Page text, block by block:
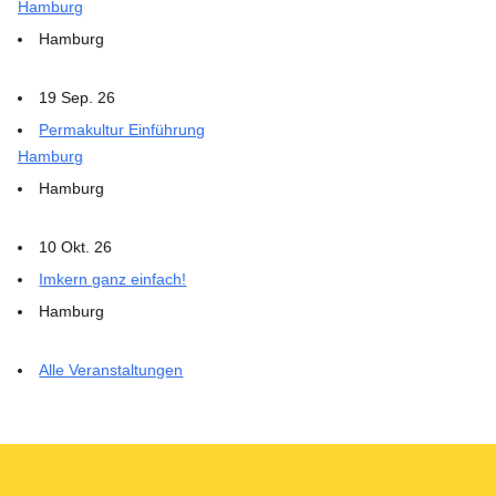
Hamburg
Hamburg
19 Sep. 26
Permakultur Einführung
Hamburg
Hamburg
10 Okt. 26
Imkern ganz einfach!
Hamburg
Alle Veranstaltungen